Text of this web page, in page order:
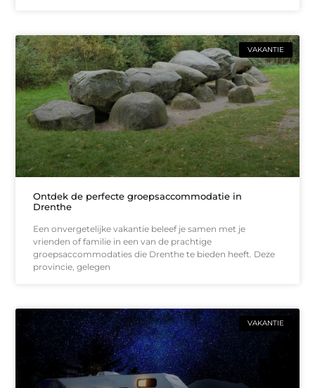
VAKANTIE
Ontdek de perfecte groepsaccommodatie in
Drenthe
Een onvergetelijke vakantie beleef je samen met je
vrienden of familie in een van de prachtige
groepsaccommodaties die Drenthe te bieden heeft. Deze
provincie, gelegen
VAKANTIE